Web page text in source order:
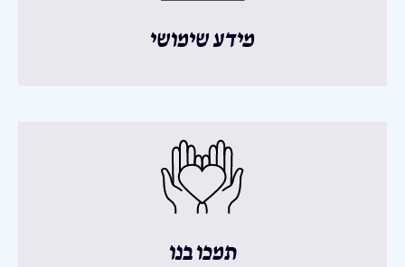
מידע שימושי
תמכו בנו